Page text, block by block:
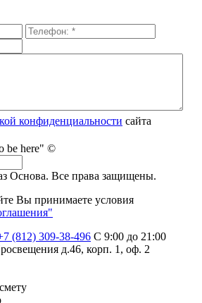
кон­фи­ден­ци­аль­нос­ти сайта
be here" ©
Основа. Все права защищены.
Вы принимаете условия
(812) 309-38-496 С 9:00 до 21:00
д.46, корп. 1, оф. 2